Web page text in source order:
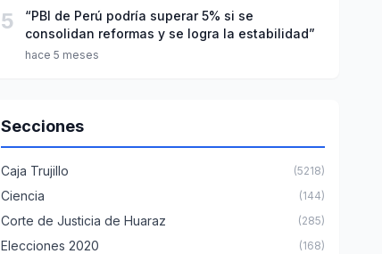
5
“PBI de Perú podría superar 5% si se
consolidan reformas y se logra la estabilidad”
hace 5 meses
Secciones
Caja Trujillo (5218)
Ciencia (144)
Corte de Justicia de Huaraz (285)
Elecciones 2020 (168)